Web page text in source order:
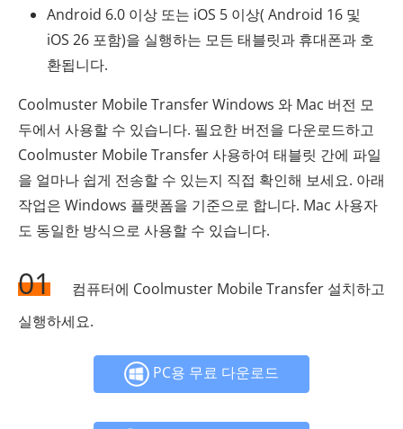
Android 6.0 이상 또는 iOS 5 이상( Android 16 및
iOS 26 포함)을 실행하는 모든 태블릿과 휴대폰과 호
환됩니다.
Coolmuster Mobile Transfer Windows 와 Mac 버전 모
두에서 사용할 수 있습니다. 필요한 버전을 다운로드하고
Coolmuster Mobile Transfer 사용하여 태블릿 간에 파일
을 얼마나 쉽게 전송할 수 있는지 직접 확인해 보세요. 아래
작업은 Windows 플랫폼을 기준으로 합니다. Mac 사용자
도 동일한 방식으로 사용할 수 있습니다.
01
컴퓨터에 Coolmuster Mobile Transfer 설치하고
실행하세요.
PC용 무료 다운로드